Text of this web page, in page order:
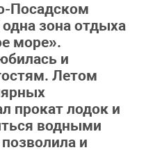
Посадском
зона отдыха
море».
и
Летом
прокат лодок и
водными
и